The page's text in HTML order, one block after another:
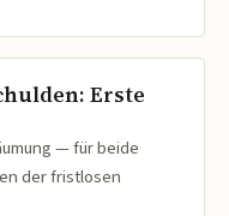
Erste
— für beide
der fristlosen